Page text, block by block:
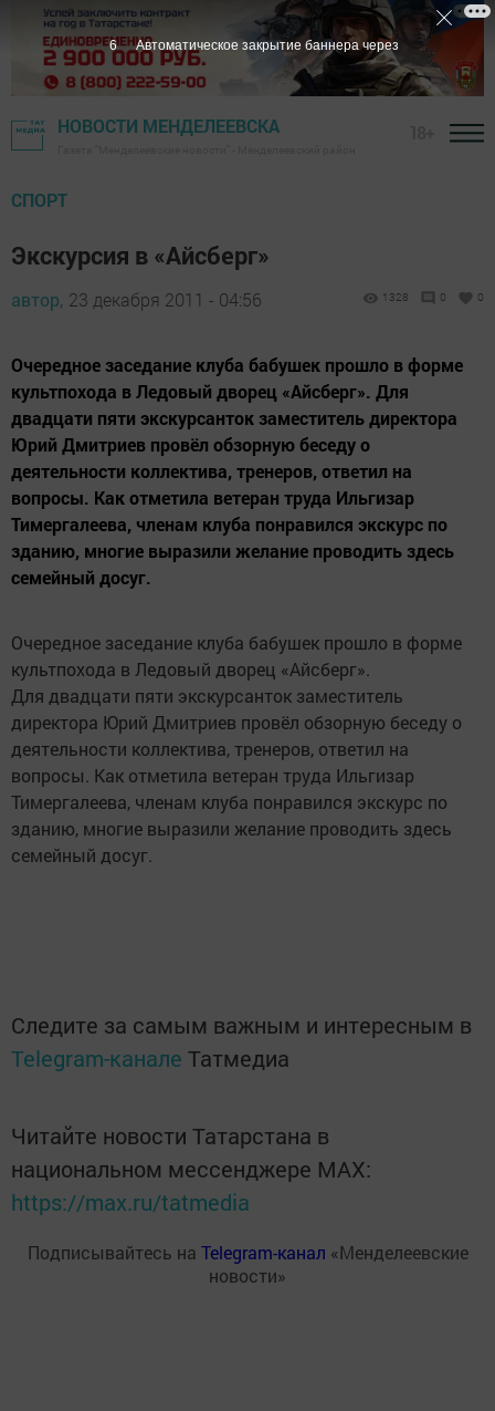
НОВОСТИ МЕНДЕЛЕЕВСКА
СПОРТ
Экскурсия в «Айсберг»
автор, 23 декабря 2011 - 04:56 1328 0 0
Очередное заседание клуба бабушек прошло в форме
культпохода в Ледовый дворец «Айсберг». Для
двадцати пяти экскурсанток заместитель директора
Юрий Дмитриев провёл обзорную беседу о
деятельности коллектива, тренеров, ответил на
вопросы. Как отметила ветеран труда Ильгизар
Тимергалеева, членам клуба понравился экскурс по
зданию, многие выразили желание проводить здесь
семейный досуг.
Очередное заседание клуба бабушек прошло в форме
культпохода в Ледовый дворец «Айсберг».
Для двадцати пяти экскурсанток заместитель
директора Юрий Дмитриев провёл обзорную беседу о
деятельности коллектива, тренеров, ответил на
вопросы. Как отметила ветеран труда Ильгизар
Тимергалеева, членам клуба понравился экскурс по
зданию, многие выразили желание проводить здесь
семейный досуг.
Следите за самым важным и интересным в
Telegram-канале Татмедиа
Читайте новости Татарстана в
национальном мессенджере MАХ:
https://max.ru/tatmedia
Подписывайтесь на Telegram-канал «Менделеевские
новости»
6 Автоматическое закрытие баннера через